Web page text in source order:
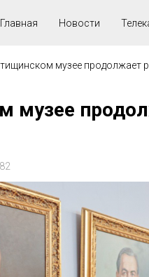
Главная Новости
музее продолжает